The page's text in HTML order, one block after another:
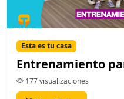
Esta es tu casa
Entrenamiento
177 visualizaciones